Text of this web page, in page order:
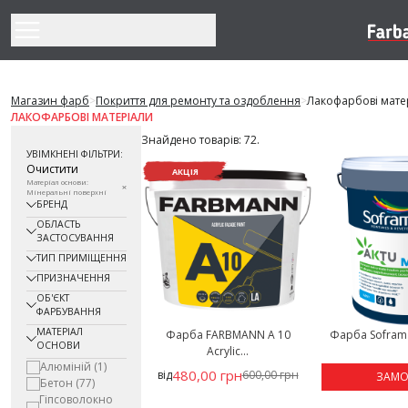
Магазин фарб>Покриття для ремонту та оздоблення>Лакофарбові
ЛАКОФАРБОВІ МАТЕРІАЛИ
УВІМКНЕНІ ФІЛЬТРИ:
Очистити
Матеріал основи:
Мінеральні поверхні
БРЕНД
ОБЛАСТЬ
ЗАСТОСУВАННЯ
ТИП ПРИМІЩЕННЯ
ПРИЗНАЧЕННЯ
ОБ'ЄКТ
ФАРБУВАННЯ
МАТЕРІАЛ
ОСНОВИ
Алюміній (1)
Бетон (77)
Гіпсоволокно
Знайдено товарів: 72.
АКЦІЯ
Фарба FARBMANN А 10
Acrylic...
від480,00 грн600,00 грн
Фарба